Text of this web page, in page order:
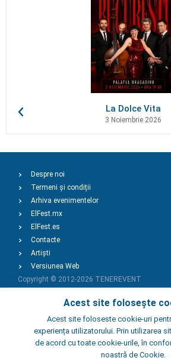
La Dolce Vita
3 Noiembrie 2026
Acest site folosește
Acest site foloseste cookie-uri
experiența utilizatorului. Prin utilizarea
de acord cu toate cookie-urile, în
noastră de Cookie.
Despre noi
Termeni și condiții
Arhiva evenimentelor
ElFest.mx
ElFest.es
Contacte
Artiști
Versiunea Web
Copyright © 2012-2026 TENEREVENT
Adaugă Eveniment
Adaugă Local